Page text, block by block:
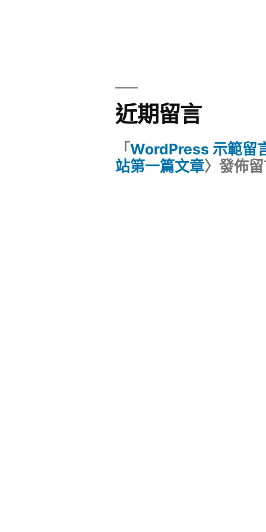
近期留言
「WordPress 示範留
站第一篇文章〉發佈